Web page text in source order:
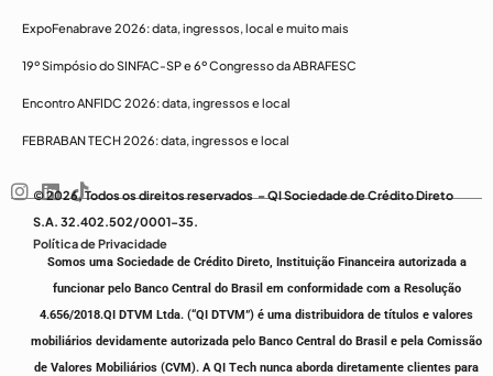
ExpoFenabrave 2026: data, ingressos, local e muito mais
19º Simpósio do SINFAC-SP e 6º Congresso da ABRAFESC
Encontro ANFIDC 2026: data, ingressos e local
FEBRABAN TECH 2026: data, ingressos e local
© 2026, Todos os direitos reservados – QI Sociedade de Crédito Direto
S.A. 32.402.502/0001-35.
Política de Privacidade
Somos uma Sociedade de Crédito Direto, Instituição Financeira autorizada a
funcionar pelo Banco Central do Brasil em conformidade com a Resolução
4.656/2018.QI DTVM Ltda. (“QI DTVM”) é uma distribuidora de títulos e valores
mobiliários devidamente autorizada pelo Banco Central do Brasil e pela Comissão
de Valores Mobiliários (CVM). A QI Tech nunca aborda diretamente clientes para